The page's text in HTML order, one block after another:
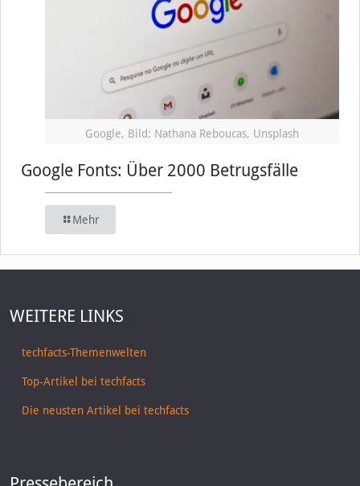
Google, Bild: Nathana Reboucas, Unsplash
Google Fonts: Über 2000 Betrugsfälle
Mehr
WEITERE LINKS
techfacts-Themenwelten
Top-Artikel bei techfacts
Die neusten Artikel bei techfacts